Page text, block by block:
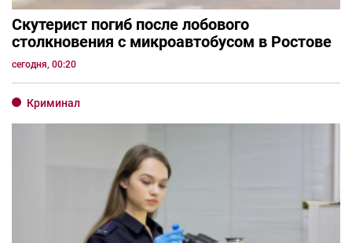
Скутерист погиб после лобового
столкновения с микроавтобусом в Ростове
сегодня, 00:20
Криминал